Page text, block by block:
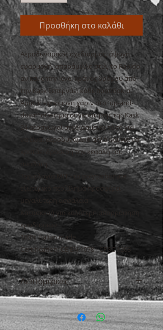
Προσθήκη στο καλάθι
Αεροδυναμικός σχεδιασμός, άψογη
εφαρμογή, απαράμιλλο στιλ, το Rapido
αν και entry-level κράνος δρόμου από
την Kask ξεπερνάει κάθε προσδοκία.
Άριστη εφαρμογή χάριν στο 'up-and-
down' σύστημα συγκράτησης της Kask
24 αεραγωγοί σχεδιασμένοι τόσο για
να είναι αεροδυναμικό αλλά και για να
κρατάει δροσερή την κεφαλή του
αναβάτη
Τεχνολογία MIT - το polycarbonate
εξωτερικό περίβλημα προσφέρει
μεγαλύτερη ασφάλεια
Κατασκευή για καλύτερη απορρόφηση
κραδασμών
100% Italian made
Certification: CE EN 1078 - CPSC 1203
Λεπτομέρειες
ΜΕΓΕΘΗ: M: 52-58 cm – 20-1/2 - 22-
7/8 Inches L: 59-62 cm – 23-3/8 - 24-
1/2 Inches